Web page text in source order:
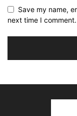
Save my name,
next time I comment.